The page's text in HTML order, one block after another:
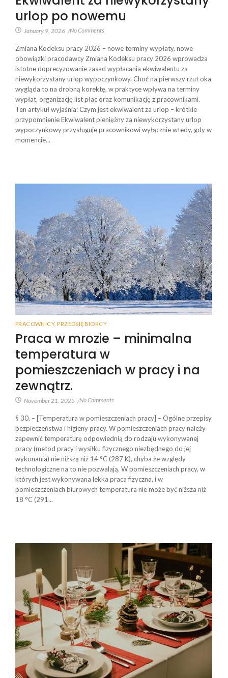
urlop po nowemu
January 9, 2026 /No Comments
Zmiana Kodeksu pracy 2026 – nowe terminy wypłaty, nowe
obowiązki pracodawcy Zmiana Kodeksu pracy 2026 wprowadza
istotne doprecyzowanie zasad wypłacania ekwiwalentu za
niewykorzystany urlop wypoczynkowy. Choć na pierwszy rzut oka
wygląda to na drobną korektę, w praktyce wpływa na terminy
wypłat, organizację list płac oraz komunikację z pracownikami.
Ten artykuł wyjaśnia: Czym jest ekwiwalent za urlop – krótkie
przypomnienie Ekwiwalent pieniężny za niewykorzystany urlop
wypoczynkowy przysługuje pracownikowi wyłącznie wtedy, gdy w
momencie...
PRACOWNICY, PRZEDSIĘBIORCY
Praca w mrozie – minimalna
temperatura w
pomieszczeniach w pracy i na
zewnątrz.
November 21, 2025 /No Comments
§ 30. – [Temperatura w pomieszczeniach pracy] – Ogólne przepisy
bezpieczeństwa i higieny pracy. W pomieszczeniach pracy należy
zapewnić temperaturę odpowiednią do rodzaju wykonywanej
pracy (metod pracy i wysiłku fizycznego niezbędnego do jej
wykonania) nie niższą niż 14 °C (287 K), chyba że względy
technologiczne na to nie pozwalają. W pomieszczeniach pracy, w
których jest wykonywana lekka praca fizyczna, i w
pomieszczeniach biurowych temperatura nie może być niższa niż
18 °C (291...